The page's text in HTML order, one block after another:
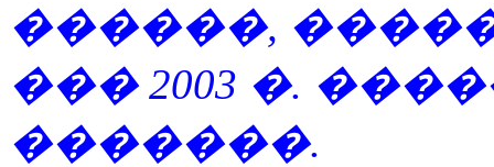
������,
��� 2003 �.
�������.